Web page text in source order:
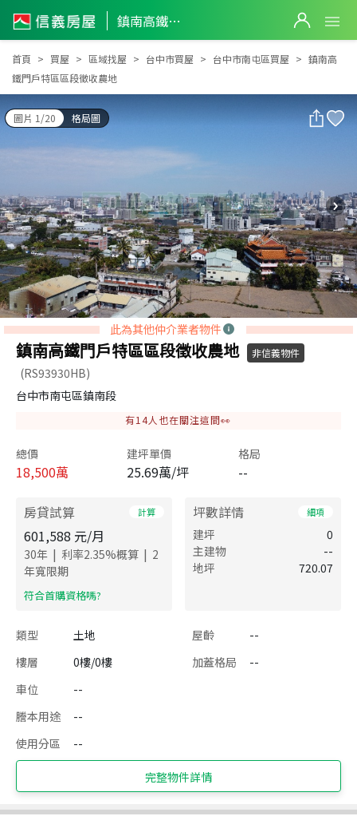
鎮南高鐵門戶特區區段徵收農地
鎮南高鐵門戶特區區段徵收農地
首頁 買屋 區域找屋 台中市買屋 台中市南屯區買屋
鎮南高
鐵門戶特區區段徵收農地
圖片 1/20 格局圖
此為其他仲介業者物件
鎮南高鐵門戶特區區段徵收農地 非信義物件
(RS93930HB)
台中市南屯區鎮南段
有14人也在關注這間👀
總價
18,500萬
建坪單價
25.69萬/坪
格局
--
房貸試算 計算
601,588 元/月
30年 | 利率2.35%概算 | 2
年寬限期
​符合首購資格嗎?
坪數詳情 細項
建坪
0
主建物
--
地坪
720.07
類型 土地 屋齡
--
樓層
0樓/0樓 加蓋格局
--
車位
--
謄本用途
--
使用分區
--
完整物件詳情